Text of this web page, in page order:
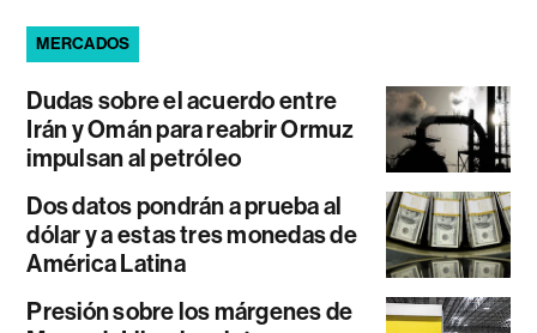
MERCADOS
Dudas sobre el acuerdo entre
Irán y Omán para reabrir Ormuz
impulsan al petróleo
Dos datos pondrán a prueba al
dólar y a estas tres monedas de
América Latina
Presión sobre los márgenes de